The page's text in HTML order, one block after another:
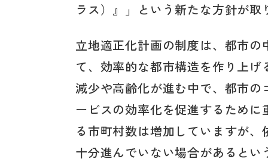
ラス）』」という新たな方針が
立地適正化計画の制度は、都市
て、効率的な都市構造を作り上
減少や高齢化が進む中で、都市
ービスの効率化を促進するため
る市町村数は増加していますが
十分進んでいない場合があると